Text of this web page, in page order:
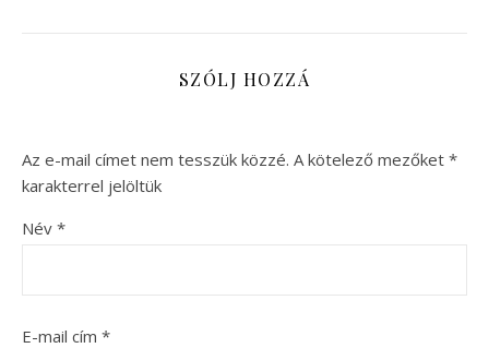
SZÓLJ HOZZÁ
Az e-mail címet nem tesszük közzé. A kötelező mezőket *
karakterrel jelöltük
Név *
E-mail cím *